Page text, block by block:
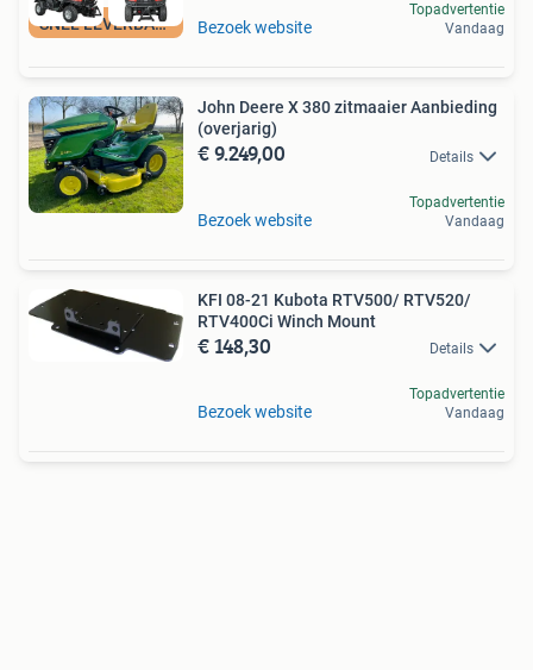
SNEL LEVERBAAR Bezoek website
Topadvertentie
Vandaag
John Deere X 380 zitmaaier Aanbieding
(overjarig)
€ 9.249,00 Details
Bezoek website
Topadvertentie
Vandaag
KFI 08-21 Kubota RTV500/ RTV520/
RTV400Ci Winch Mount
€ 148,30 Details
Bezoek website
Topadvertentie
Vandaag